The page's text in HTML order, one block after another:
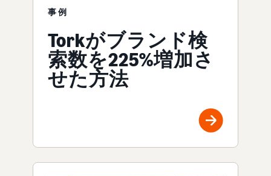
事例
Torkがブランド検
索数を225%増加さ
せた方法